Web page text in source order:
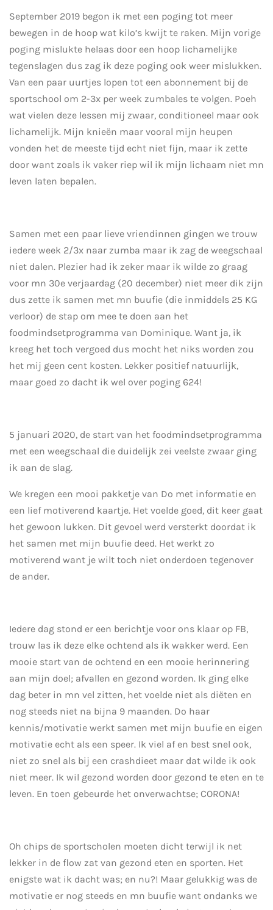
September 2019 begon ik met een poging tot meer
bewegen in de hoop wat kilo’s kwijt te raken. Mijn vorige
poging mislukte helaas door een hoop lichamelijke
tegenslagen dus zag ik deze poging ook weer mislukken.
Van een paar uurtjes lopen tot een abonnement bij de
sportschool om 2-3x per week zumbales te volgen. Poeh
wat vielen deze lessen mij zwaar, conditioneel maar ook
lichamelijk. Mijn knieën maar vooral mijn heupen
vonden het de meeste tijd echt niet fijn, maar ik zette
door want zoals ik vaker riep wil ik mijn lichaam niet mn
leven laten bepalen.
Samen met een paar lieve vriendinnen gingen we trouw
iedere week 2/3x naar zumba maar ik zag de weegschaal
niet dalen. Plezier had ik zeker maar ik wilde zo graag
voor mn 30e verjaardag (20 december) niet meer dik zijn
dus zette ik samen met mn buufie (die inmiddels 25 KG
verloor) de stap om mee te doen aan het
foodmindsetprogramma van Dominique. Want ja, ik
kreeg het toch vergoed dus mocht het niks worden zou
het mij geen cent kosten. Lekker positief natuurlijk,
maar goed zo dacht ik wel over poging 624!
5 januari 2020, de start van het foodmindsetprogramma
met een weegschaal die duidelijk zei veelste zwaar ging
ik aan de slag.
We kregen een mooi pakketje van Do met informatie en
een lief motiverend kaartje. Het voelde goed, dit keer gaat
het gewoon lukken. Dit gevoel werd versterkt doordat ik
het samen met mijn buufie deed. Het werkt zo
motiverend want je wilt toch niet onderdoen tegenover
de ander.
Iedere dag stond er een berichtje voor ons klaar op FB,
trouw las ik deze elke ochtend als ik wakker werd. Een
mooie start van de ochtend en een mooie herinnering
aan mijn doel; afvallen en gezond worden. Ik ging elke
dag beter in mn vel zitten, het voelde niet als diëten en
nog steeds niet na bijna 9 maanden. Do haar
kennis/motivatie werkt samen met mijn buufie en eigen
motivatie echt als een speer. Ik viel af en best snel ook,
niet zo snel als bij een crashdieet maar dat wilde ik ook
niet meer. Ik wil gezond worden door gezond te eten en te
leven. En toen gebeurde het onverwachtse; CORONA!
Oh chips de sportscholen moeten dicht terwijl ik net
lekker in de flow zat van gezond eten en sporten. Het
enigste wat ik dacht was; en nu?! Maar gelukkig was de
motivatie er nog steeds en mn buufie want ondanks we